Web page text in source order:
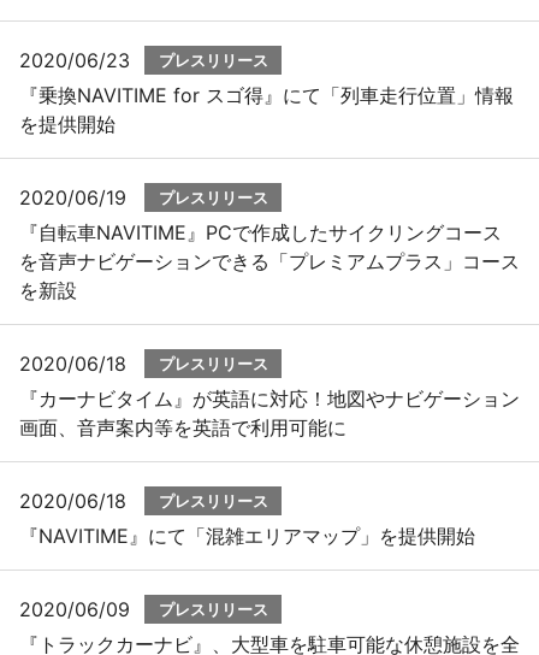
2020/06/23 プレスリリース
『乗換NAVITIME for スゴ得』にて「列車走行位置」情報
を提供開始
2020/06/19 プレスリリース
『自転車NAVITIME』PCで作成したサイクリングコース
を音声ナビゲーションできる「プレミアムプラス」コース
を新設
2020/06/18 プレスリリース
『カーナビタイム』が英語に対応！地図やナビゲーション
画面、音声案内等を英語で利用可能に
2020/06/18 プレスリリース
『NAVITIME』にて「混雑エリアマップ」を提供開始
2020/06/09 プレスリリース
『トラックカーナビ』、大型車を駐車可能な休憩施設を全